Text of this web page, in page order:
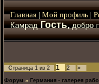
Главная | Мой профиль |
КамрадГость,добро
Страница 1 из 2 1 2 »
Форум » Германия - галерея